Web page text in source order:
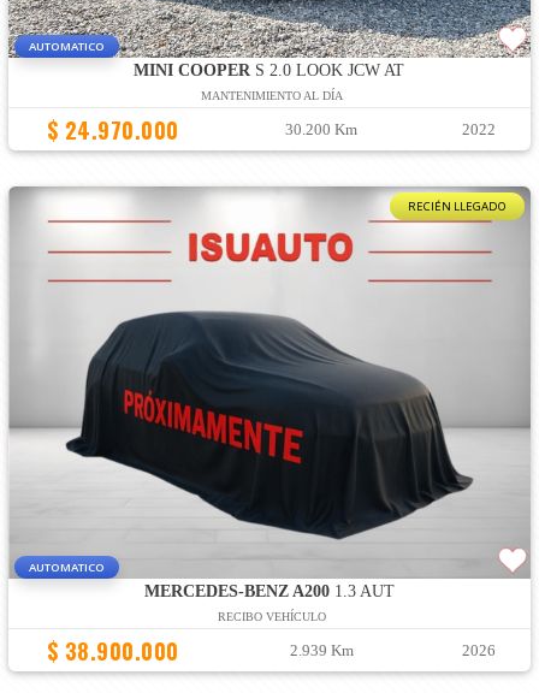
AUTOMATICO
MINI COOPER S 2.0 LOOK JCW AT
MANTENIMIENTO AL DÍA
$ 24.970.000 30.200 Km 2022
RECIÉN LLEGADO
AUTOMATICO
MERCEDES-BENZ A2001.3 AUT
RECIBO VEHÍCULO
$ 38.900.000 2.939 Km 2026